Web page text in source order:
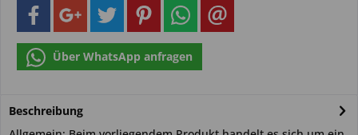
Über WhatsApp anfragen
Beschreibung